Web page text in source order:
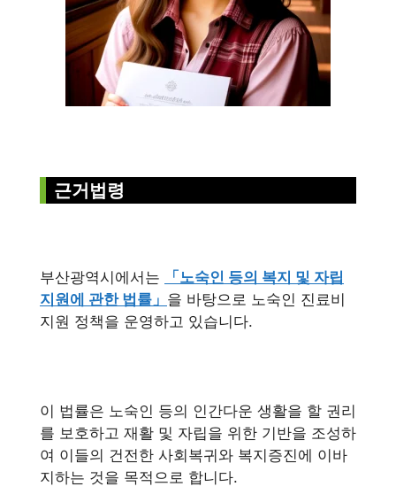
근거법령
부산광역시에서는
「노숙인 등의 복지 및 자립
지원에 관한 법률」 을 바탕으로 노숙인 진료비
지원 정책을 운영하고 있습니다.
이 법률은 노숙인 등의 인간다운 생활을 할 권리
를 보호하고 재활 및 자립을 위한 기반을 조성하
여 이들의 건전한 사회복귀와 복지증진에 이바
지하는 것을 목적으로 합니다.